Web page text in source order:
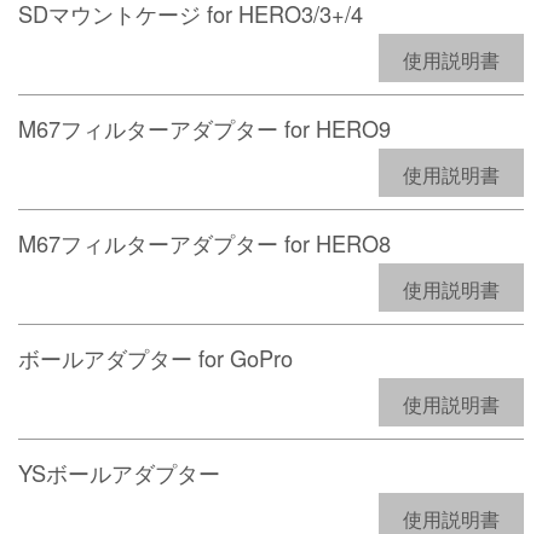
SDマウントケージ for HERO3/3+/4
使用説明書
M67フィルターアダプター for HERO9
使用説明書
M67フィルターアダプター for HERO8
使用説明書
ボールアダプター for GoPro
使用説明書
YSボールアダプター
使用説明書